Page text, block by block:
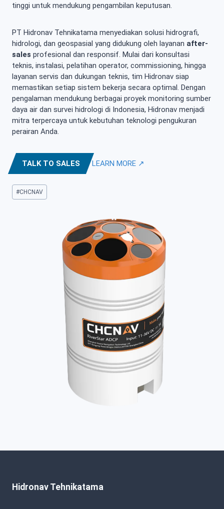
tinggi untuk mendukung pengambilan keputusan.
PT Hidronav Tehnikatama menyediakan solusi hidrografi,
hidrologi, dan geospasial yang didukung oleh layanan after-
sales profesional dan responsif. Mulai dari konsultasi
teknis, instalasi, pelatihan operator, commissioning, hingga
layanan servis dan dukungan teknis, tim Hidronav siap
memastikan setiap sistem bekerja secara optimal. Dengan
pengalaman mendukung berbagai proyek monitoring sumber
daya air dan survei hidrologi di Indonesia, Hidronav menjadi
mitra terpercaya untuk kebutuhan teknologi pengukuran
perairan Anda.
TALK TO SALES LEARN MORE ↗
Post
Tags:
#CHCNAV
Hidronav Tehnikatama